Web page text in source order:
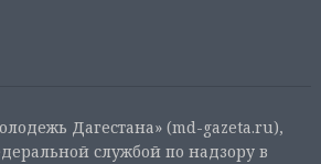
Дагестана» (md-gazeta.ru),
службой по надзору в